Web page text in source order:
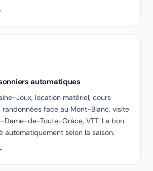
automatiques
Joux, location matériel, cours
randonnées face au Mont-Blanc, visite
Dame-de-Toute-Grâce, VTT. Le bon
automatiquement selon la saison.